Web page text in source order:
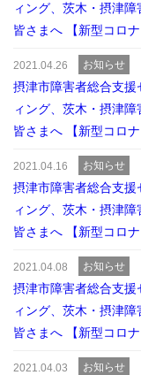
ィング、茨木・摂津
皆さまへ 【新型コロ
2021.04.26 お知らせ
摂津市障害者総合支援
ィング、茨木・摂津
皆さまへ 【新型コロ
2021.04.16 お知らせ
摂津市障害者総合支援
ィング、茨木・摂津
皆さまへ 【新型コロ
2021.04.08 お知らせ
摂津市障害者総合支援
ィング、茨木・摂津
皆さまへ 【新型コロ
2021.04.03 お知らせ